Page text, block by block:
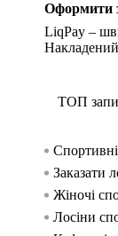
Оформити
LiqPay –
Накладений
ТОП
Заказати
Жіночі
Лосіни